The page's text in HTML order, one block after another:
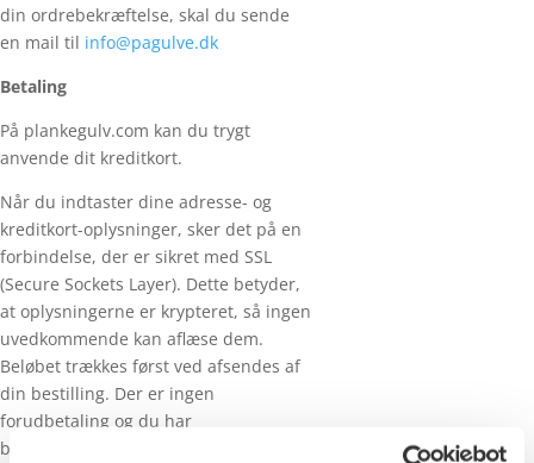
din ordrebekræftelse, skal du sende
en mail til info@pagulve.dk
Betaling
På plankegulv.com kan du trygt
anvende dit kreditkort.
Når du indtaster dine adresse- og
kreditkort-oplysninger, sker det på en
forbindelse, der er sikret med SSL
(Secure Sockets Layer). Dette betyder,
at oplysningerne er krypteret, så ingen
uvedkommende kan aflæse dem.
Beløbet trækkes først ved afsendes af
din bestilling. Der er ingen
forudbetaling og du har
banksikkerheden, idet du betaler med